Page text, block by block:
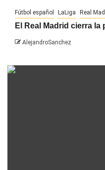
Fútbol español LaLiga Real
El Real Madrid cierra
AlejandroSanchez